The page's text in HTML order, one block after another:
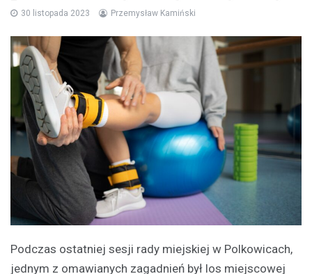
30 listopada 2023 Przemysław Kamiński
Podczas ostatniej sesji rady miejskiej w Polkowicach,
jednym z omawianych zagadnień był los miejscowej